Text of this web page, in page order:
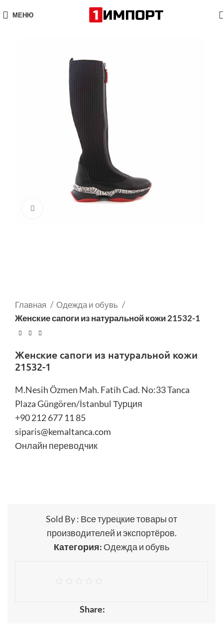
МЕНЮ
Главная
Одежда и обувь
Женские сапоги из натуральной кожи 21532-1
Женские сапоги из натуральной кожи
21532-1
M.Nesih Özmen Mah. Fatih Cad. No:33 Tanca
Plaza Güngören/İstanbul Турция
+90 212 677 11 85
siparis@kemaltanca.com
Онлайн переводчик
Sold By : Все турецкие товары от
производителей и экспортёров.
Категория: Одежда и обувь
Share: